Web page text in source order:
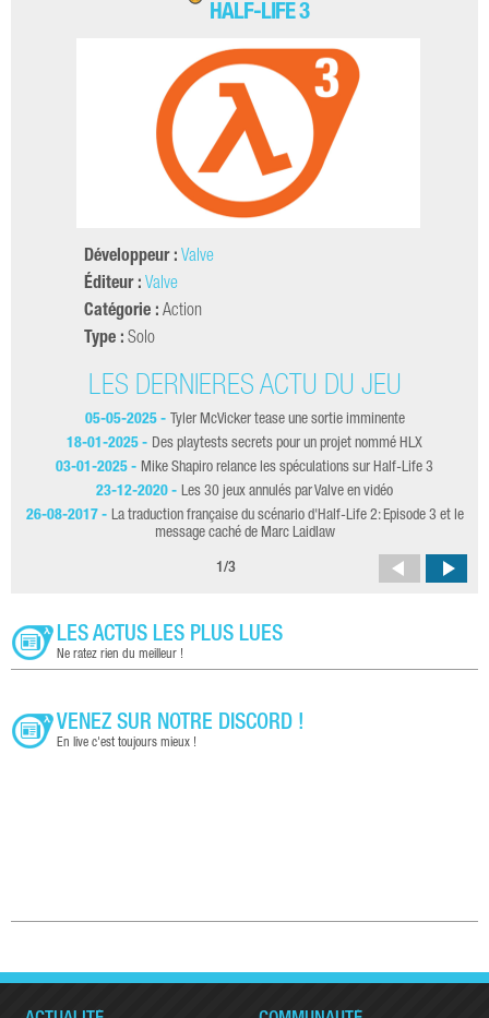
HALF-LIFE 3
Développeur : Valve
Éditeur : Valve
Catégorie : Action
Type : Solo
LES DERNIÈRES ACTU DU JEU
05-05-2025 - Tyler McVicker tease une sortie imminente
18-01-2025 - Des playtests secrets pour un projet nommé HLX
03-01-2025 - Mike Shapiro relance les spéculations sur Half-Life 3
23-12-2020 - Les 30 jeux annulés par Valve en vidéo
26-08-2017 - La traduction française du scénario d'Half-Life 2: Episode 3 et le
message caché de Marc Laidlaw
1/3
LES ACTUS LES PLUS LUES
Ne ratez rien du meilleur !
VENEZ SUR NOTRE DISCORD !
En live c'est toujours mieux !